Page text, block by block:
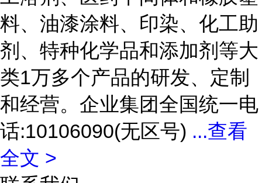
料、油漆涂料、印染、化工助
剂、特种化学品和添加剂等大
类1万多个产品的研发、定制
和经营。企业集团全国统一电
话:10106090(无区号) ...查看
全文 >